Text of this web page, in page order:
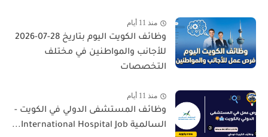
منذ 11 أيام
وظائف الكويت اليوم بتاريخ 28-07-2026
للأجانب والمواطنين في مختلف
التخصصات
منذ 11 أيام
وظائف المستشفى الدولي في الكويت -
السالمية International Hospital Job...